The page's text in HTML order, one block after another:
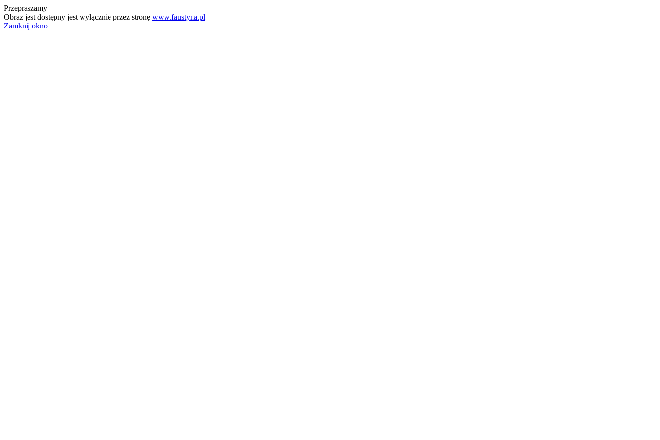
Przepraszamy
Obraz jest dostępny jest wyłącznie przez stronę www.faustyna.pl
Zamknij okno